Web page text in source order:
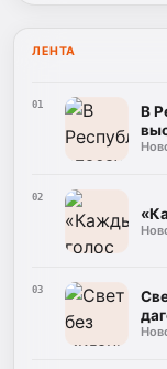
ЛЕНТА
01
В
02
03